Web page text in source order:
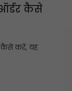
कैसे
कैसे करें, यह